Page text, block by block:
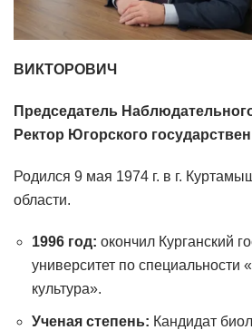
ВИКТОРОВИЧ
Председатель
Ректор Югорского
Родился 9 мая 1974 г. в г.
области.
1996 год: окончил Курганский
университет по специальности
культура».
Ученая степень: Кандидат